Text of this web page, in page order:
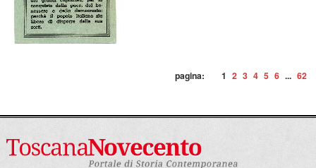
pagina: 1 2 3 4 5 6 ... 62